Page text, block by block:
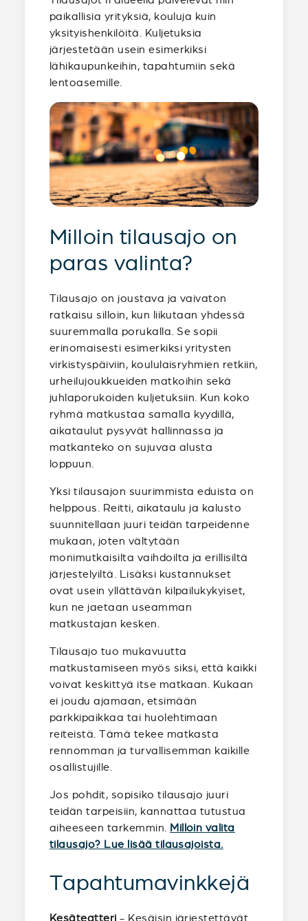
paikallisia yrityksiä, kouluja kuin
yksityishenkilöitä. Kuljetuksia
järjestetään usein esimerkiksi
lähikaupunkeihin, tapahtumiin sekä
lentoasemille.
Milloin tilausajo on
paras valinta?
Tilausajo on joustava ja vaivaton
ratkaisu silloin, kun liikutaan yhdessä
suuremmalla porukalla. Se sopii
erinomaisesti esimerkiksi yritysten
virkistyspäiviin, koululaisryhmien retkiin,
urheilujoukkueiden matkoihin sekä
juhlaporukoiden kuljetuksiin. Kun koko
ryhmä matkustaa samalla kyydillä,
aikataulut pysyvät hallinnassa ja
matkanteko on sujuvaa alusta
loppuun.
Yksi tilausajon suurimmista eduista on
helppous. Reitti, aikataulu ja kalusto
suunnitellaan juuri teidän tarpeidenne
mukaan, joten vältytään
monimutkaisilta vaihdoilta ja erillisiltä
järjestelyiltä. Lisäksi kustannukset
ovat usein yllättävän kilpailukykyiset,
kun ne jaetaan useamman
matkustajan kesken.
Tilausajo tuo mukavuutta
matkustamiseen myös siksi, että kaikki
voivat keskittyä itse matkaan. Kukaan
ei joudu ajamaan, etsimään
parkkipaikkaa tai huolehtimaan
reiteistä. Tämä tekee matkasta
rennomman ja turvallisemman kaikille
osallistujille.
Jos pohdit, sopisiko tilausajo juuri
teidän tarpeisiin, kannattaa tutustua
aiheeseen tarkemmin. Milloin valita
tilausajo? Lue lisää tilausajoista.
Tapahtumavinkkejä
Kesäteatteri - Kesäisin järjestettävät